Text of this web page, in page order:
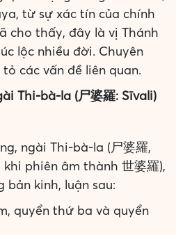
từ sự xác tín của chính
cho thấy, đây là vị Thánh
lộc nhiều đời. Chuyên
các vấn đề liên quan.
Thi-bà-la (尸婆羅: Sīvali)
ngài Thi-bà-la (尸婆羅,
phiên âm thành 世婆羅),
kinh, luận sau:
quyển thứ ba và quyển